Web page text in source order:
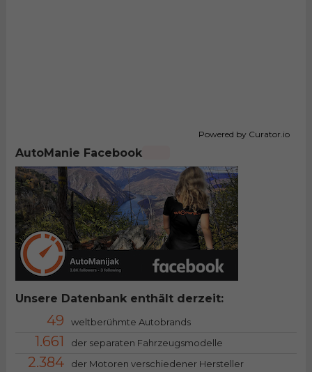
Powered by Curator.io
AutoManie Facebook
Unsere Datenbank enthält derzeit:
49 weltberühmte Autobrands
1.661 der separaten Fahrzeugsmodelle
2.384 der Motoren verschiedener Hersteller